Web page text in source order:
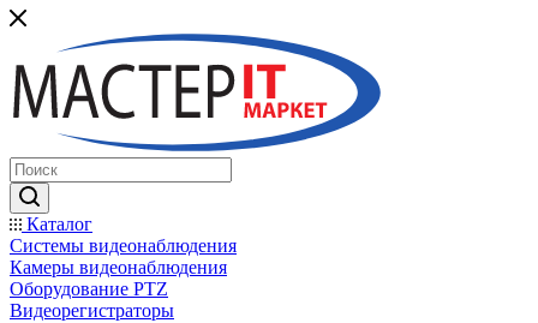
Каталог
Системы видеонаблюдения
Камеры видеонаблюдения
Оборудование PTZ
Видеорегистраторы